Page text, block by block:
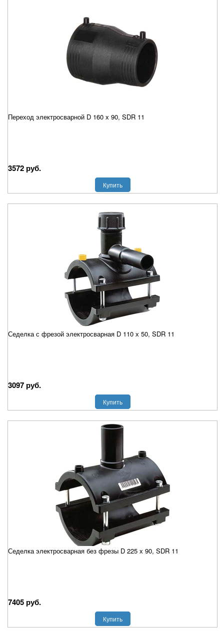
Переход электросварной D 160 х 90, SDR 11
3572 руб.
Купить
Седелка с фрезой электросварная D 110 х 50, SDR 11
3097 руб.
Купить
Седелка электросварная без фрезы D 225 х 90, SDR 11
7405 руб.
Купить